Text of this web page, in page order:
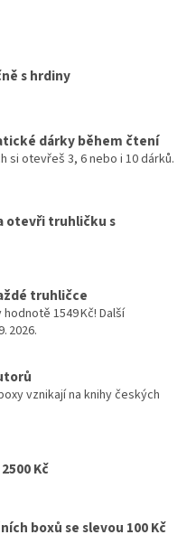
s hrdiny
dárky během čtení
si otevřeš 3, 6 nebo i 10 dárků.
otevři truhličku s
truhličce
1549 Kč! Další
2026.
vznikají na knihy českých
Kč
boxů se slevou 100 Kč